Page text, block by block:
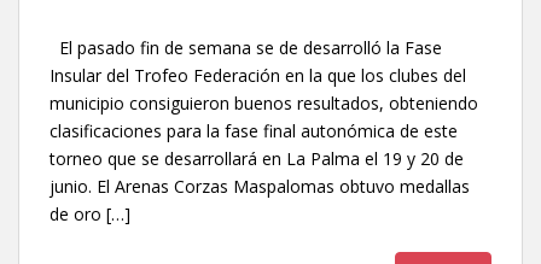
El pasado fin de semana se de desarrolló la Fase
Insular del Trofeo Federación en la que los clubes del
municipio consiguieron buenos resultados, obteniendo
clasificaciones para la fase final autonómica de este
torneo que se desarrollará en La Palma el 19 y 20 de
junio. El Arenas Corzas Maspalomas obtuvo medallas
de oro […]